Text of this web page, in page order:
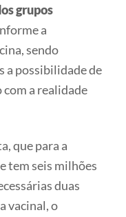
grupos
a
sendo
a possibilidade de
com a realidade
que para a
tem seis milhões
duas
vacinal, o